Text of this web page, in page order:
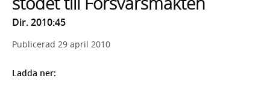
sökförslag
Dir. 2010:45
Publicerad 29 april 2010
Ladda ner: